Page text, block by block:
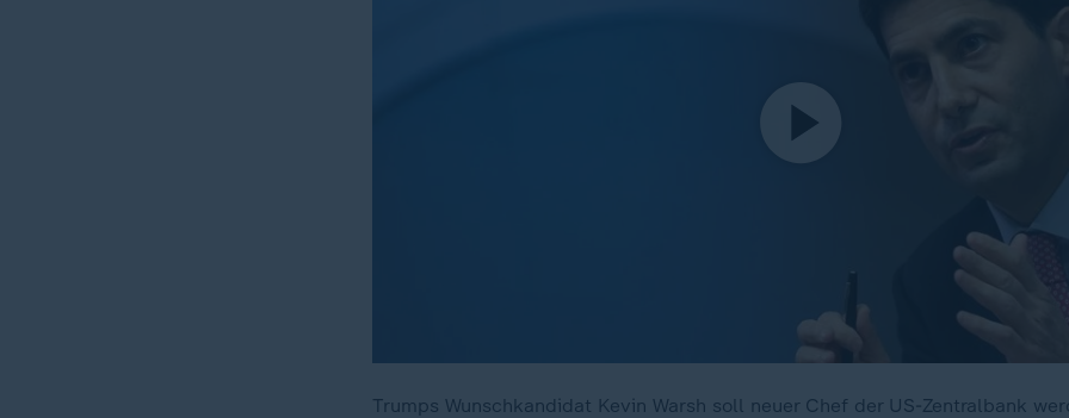
Trumps Wunschkandidat Kevin Warsh soll neuer Chef der US-Zentralbank